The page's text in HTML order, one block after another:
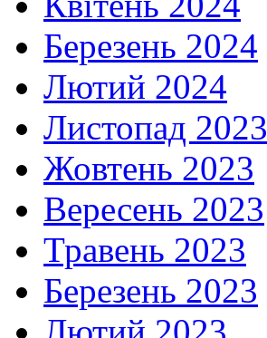
Березень 2024
Лютий 2024
Листопад 2023
Жовтень 2023
Вересень 2023
Травень 2023
Березень 2023